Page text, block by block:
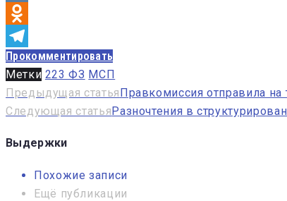
VK
Odnoklassniki
Telegram
Прокомментировать
Метки 223 ФЗ МСП
Навигация
по
записям
Предыдущая статьяПравкомиссия отправила
Следующая статьяРазночтения в
Выдержки
Похожие записи
Ещё публикации